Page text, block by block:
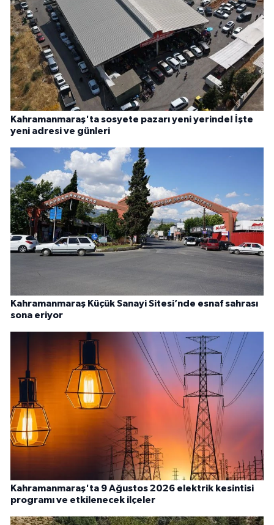
Kahramanmaraş'ta sosyete pazarı yeni yerinde! İşte
yeni adresi ve günleri
Kahramanmaraş Küçük Sanayi Sitesi’nde esnaf sahrası
sona eriyor
Kahramanmaraş'ta 9 Ağustos 2026 elektrik kesintisi
programı ve etkilenecek ilçeler